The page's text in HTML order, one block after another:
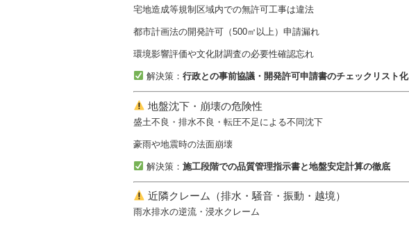
宅地造成等規制区域内での無許可工事は違法
都市計画法の開発許可（500㎡以上）申請漏れ
環境影響評価や文化財調査の必要性確認忘れ
解決策： 行政との事前協議・開発許可申請書のチェックリスト化
地盤沈下・崩壊の危険性
盛土不良・排水不良・転圧不足による不同沈下
豪雨や地震時の法面崩壊
解決策： 施工段階での品質管理指示書と地盤安定計算の徹底
近隣クレーム（排水・騒音・振動・越境）
雨水排水の逆流・浸水クレーム